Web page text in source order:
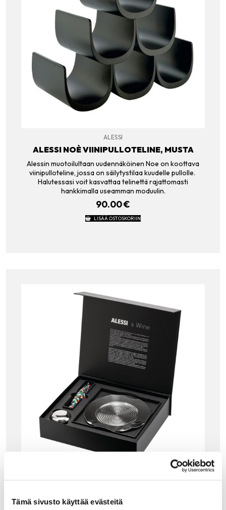
Tämä sivusto käyttää evästeitä
ALESSI
ALESSI NOÈ VIINIPULLOTELINE, MUSTA
Alessin muotoilultaan uudennäköinen Noe on koottava
viinipulloteline, jossa on säilytystilaa kuudelle pullolle.
Halutessasi voit kasvattaa telinettä rajattomasti
hankkimalla useamman moduulin.
90.00€
LISÄÄ OSTOSKORIIN
ÄVÄLLE